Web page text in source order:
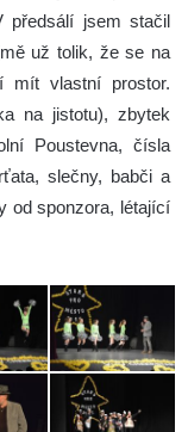
předsálí jsem stačil
už tolik, že se na
mít vlastní prostor.
na jistotu), zbytek
Poustevna, čísla
slečny, babči a
od sponzora, létající